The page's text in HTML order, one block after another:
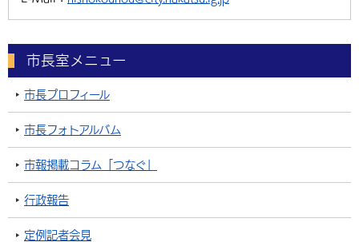
市長室メニュー
市長プロフィール
市長フォトアルバム
市報掲載コラム「つなぐ」
行政報告
定例記者会見